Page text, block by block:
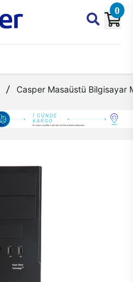
0
Casper Masaüstü Bilgisayar